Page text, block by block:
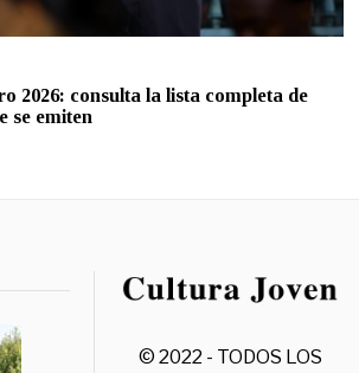
2026: consulta la lista completa de
se emiten
© 2022 - TODOS LOS